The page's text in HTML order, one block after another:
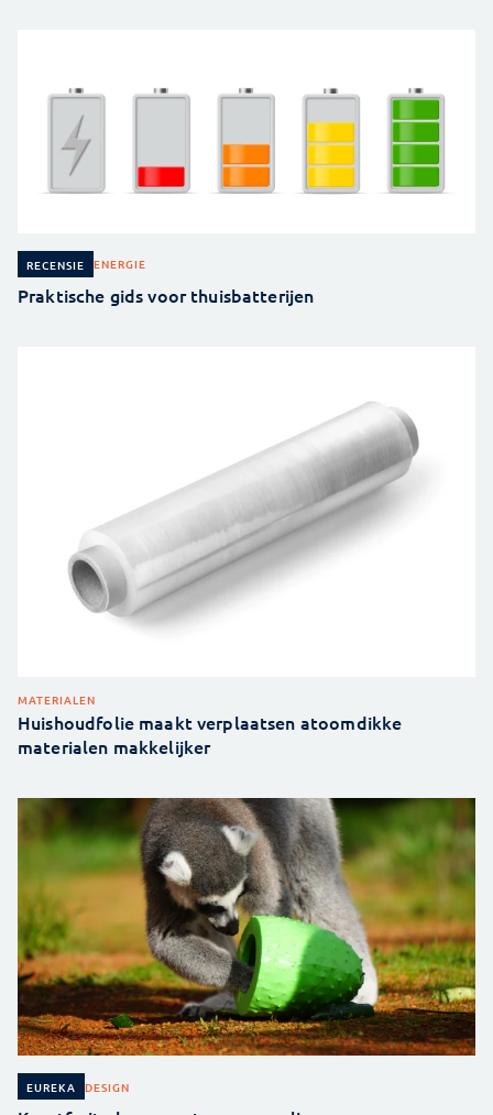
RECENSIE ENERGIE
Praktische gids voor thuisbatterijen
MATERIALEN
Huishoudfolie maakt verplaatsen atoomdikke
materialen makkelijker
EUREKA DESIGN